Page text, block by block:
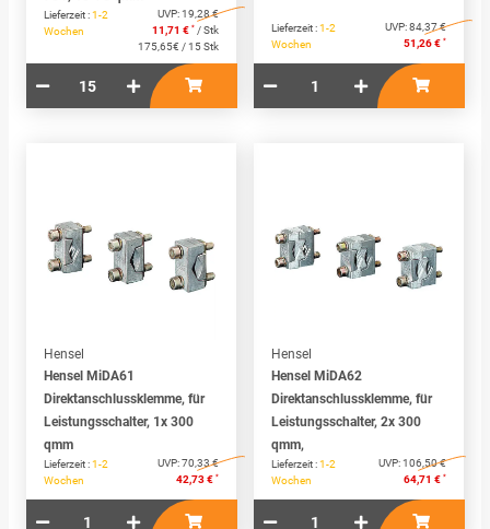
Lieferzeit :1-2
Wochen
UVP:19,28 €
11,71 € * / Stk
175,65€ / 15 Stk
Lieferzeit :1-2
Wochen
UVP:84,37 €
51,26 € *
Hensel
Hensel MiDA61
Direktanschlussklemme, für
Leistungsschalter, 1x 300
qmm
Lieferzeit :1-2
Wochen
UVP:70,33 €
42,73 € *
Hensel
Hensel MiDA62
Direktanschlussklemme, für
Leistungsschalter, 2x 300
qmm,
Lieferzeit :1-2
Wochen
UVP:106,50 €
64,71 € *